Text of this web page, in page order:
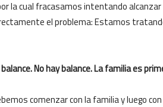
la cual fracasamos intentando
el problema: Estamos
No hay balance. La familia es
comenzar con la familia y luego